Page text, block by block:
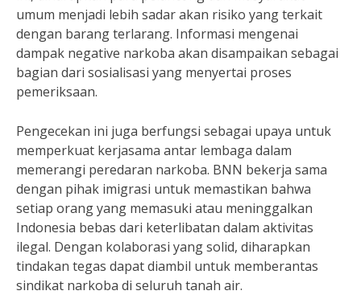
umum menjadi lebih sadar akan risiko yang terkait
dengan barang terlarang. Informasi mengenai
dampak negative narkoba akan disampaikan sebagai
bagian dari sosialisasi yang menyertai proses
pemeriksaan.
Pengecekan ini juga berfungsi sebagai upaya untuk
memperkuat kerjasama antar lembaga dalam
memerangi peredaran narkoba. BNN bekerja sama
dengan pihak imigrasi untuk memastikan bahwa
setiap orang yang memasuki atau meninggalkan
Indonesia bebas dari keterlibatan dalam aktivitas
ilegal. Dengan kolaborasi yang solid, diharapkan
tindakan tegas dapat diambil untuk memberantas
sindikat narkoba di seluruh tanah air.